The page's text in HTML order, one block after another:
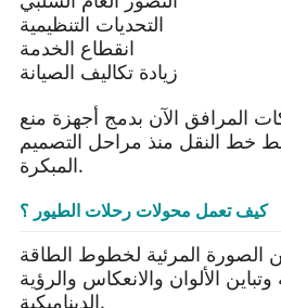
التحديات التنظيمية
انقطاع الخدمة
زيادة تكاليف الصيانة
المرافق الآن بدمج أجهزة منع
خط النقل منذ مراحل التصميم
المبكرة.
كيف تعمل محولات رحلات الطيور ؟
الصورة المرئية لخطوط الطاقة
الألوان والانعكاس والرؤية
الديناميكية.